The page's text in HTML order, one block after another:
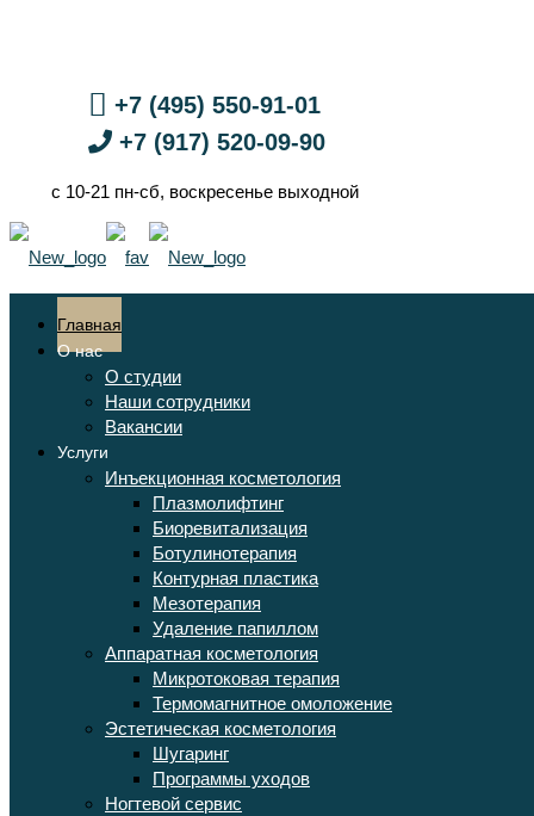
+7 (495) 550-91-01
+7 (917) 520-09-90
с 10-21 пн-сб, воскресенье выходной
Главная
О нас
О студии
Наши сотрудники
Вакансии
Услуги
Инъекционная косметология
Плазмолифтинг
Биоревитализация
Ботулинотерапия
Контурная пластика
Мезотерапия
Удаление папиллом
Аппаратная косметология
Микротоковая терапия
Термомагнитное омоложение
Эстетическая косметология
Шугаринг
Программы уходов
Ногтевой сервис